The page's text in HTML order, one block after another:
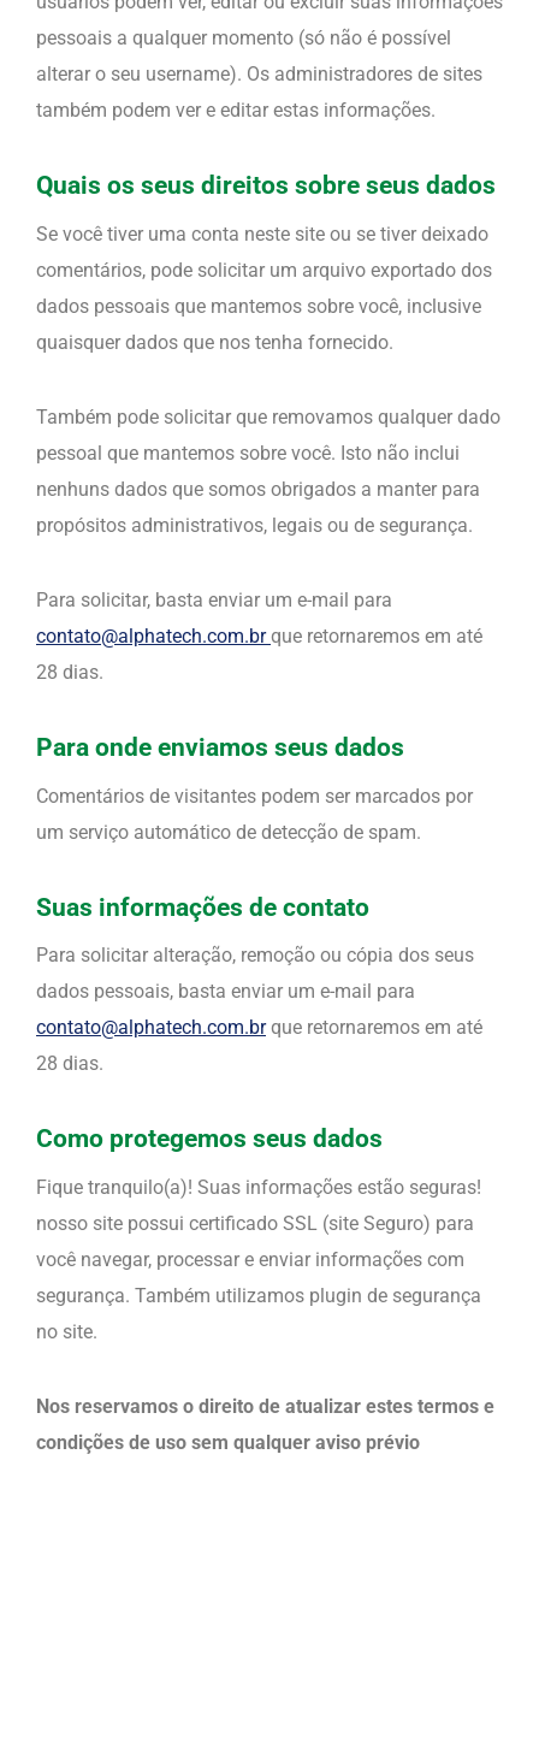
pessoais a qualquer momento (só não é possível
alterar o seu username). Os administradores de sites
também podem ver e editar estas informações.
Quais os seus direitos sobre seus dados
Se você tiver uma conta neste site ou se tiver deixado
comentários, pode solicitar um arquivo exportado dos
dados pessoais que mantemos sobre você, inclusive
quaisquer dados que nos tenha fornecido.
Também pode solicitar que removamos qualquer dado
pessoal que mantemos sobre você. Isto não inclui
nenhuns dados que somos obrigados a manter para
propósitos administrativos, legais ou de segurança.
Para solicitar, basta enviar um e-mail para
contato@alphatech.com.brque retornaremos em até
28 dias.
Para onde enviamos seus dados
Comentários de visitantes podem ser marcados por
um serviço automático de detecção de spam.
Suas informações de contato
Para solicitar alteração, remoção ou cópia dos seus
dados pessoais, basta enviar um e-mail para
contato@alphatech.com.brque retornaremos em até
28 dias.
Como protegemos seus dados
Fique tranquilo(a)! Suas informações estão seguras!
nosso site possui certificado SSL (site Seguro) para
você navegar, processar e enviar informações com
segurança. Também utilizamos plugin de segurança
no site.
Nos reservamos o direito de atualizar estes termos e
condições de uso sem qualquer aviso prévio